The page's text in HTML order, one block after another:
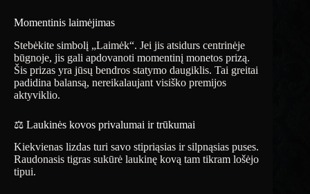
Momentinis laimėjimas
Stebėkite simbolį „Laimėk“. Jei jis atsidurs centrinėje
būgnoje, jis gali apdovanoti momentinį monetos prizą.
Šis prizas yra jūsų bendros statymo daugiklis. Tai greitai
padidina balansą, nereikalaujant visiško premijos
aktyviklio.
⚖️ Laukinės kovos privalumai ir trūkumai
Kiekvienas lizdas turi savo stipriąsias ir silpnąsias puses.
Raudonasis tigras sukūrė laukinę kovą tam tikram lošėjo
tipui.